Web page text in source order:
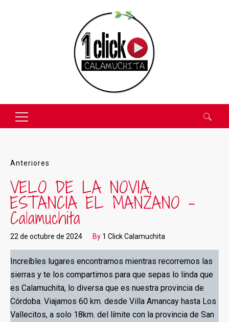
Buscar:
Anteriores
VELO DE LA NOVIA,
ESTANCIA EL MANZANO –
Calamuchita
22 de octubre de 2024 By 1 Click Calamuchita
Increíbles lugares encontramos mientras recorremos las
sierras y te los compartimos para que sepas lo linda que
es Calamuchita, lo diversa que es nuestra provincia de
Córdoba. Viajamos 60 km. desde Villa Amancay hasta Los
Vallecitos, a solo 18km. del límite con la provincia de San